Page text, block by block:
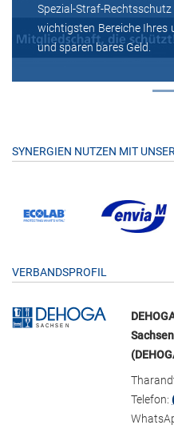
Spezial-Straf-
wichtigsten Bereiche Ihres
und sparen bares Geld.
SYNERGIEN NUTZEN MIT
VERBANDSPROFIL
Telefon: